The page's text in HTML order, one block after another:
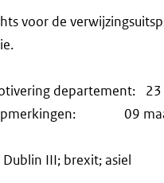
voor de
departement: 23
opmerkingen: 09
Dublin III; brexit; asiel